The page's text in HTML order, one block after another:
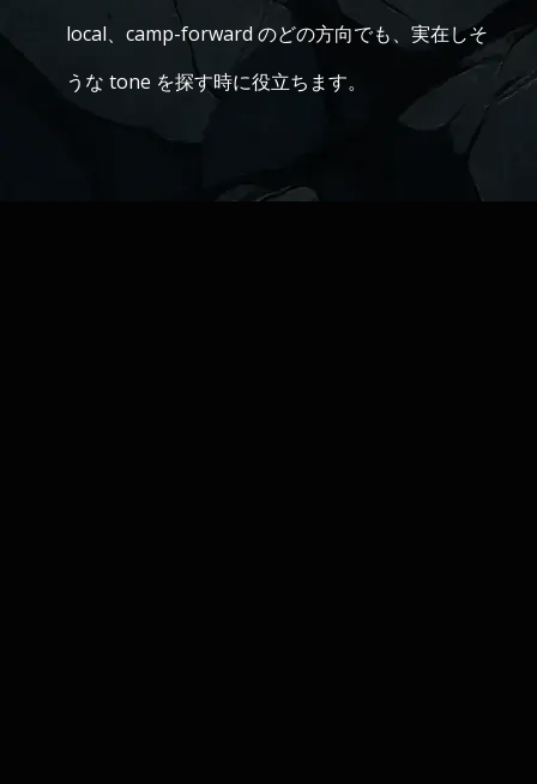
local、camp-forward のどの方向でも、実在しそ
うな tone を探す時に役立ちます。